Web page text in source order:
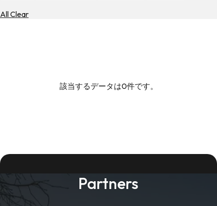
All Clear
該当するデータは0件です。
Partners